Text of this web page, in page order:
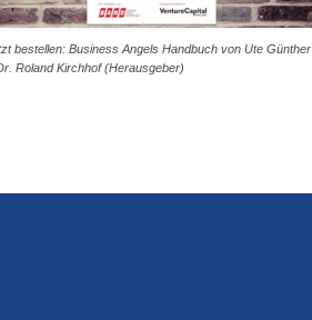
bestellen: Business Angels Handbuch von Ute Günther
Roland Kirchhof (Herausgeber)